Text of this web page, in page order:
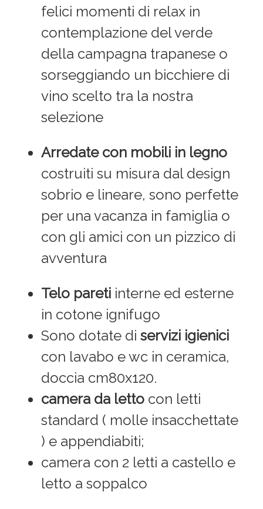
felici momenti di relax in
contemplazione del verde
della campagna trapanese o
sorseggiando un bicchiere di
vino scelto tra la nostra
selezione
Arredate con mobili in legno
costruiti su misura dal design
sobrio e lineare, sono perfette
per una vacanza in famiglia o
con gli amici con un pizzico di
avventura
Telo pareti interne ed esterne
in cotone ignifugo
Sono dotate di servizi igienici
con lavabo e wc in ceramica,
doccia cm80x120.
camera da letto con letti
standard ( molle insacchettate
) e appendiabiti;
camera con 2 letti a castello e
letto a soppalco